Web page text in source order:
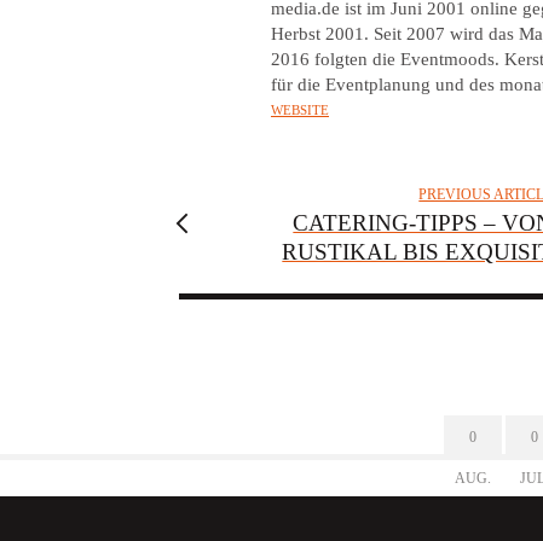
T
H
O
R
media.de ist im Juni 2001 online
Herbst 2001. Seit 2007 wird das
2016 folgten die Eventmoods.
für die Eventplanung und des
WEBSITE
PREVIOUS
CATERING-TIPPS –
RUSTIKAL BIS
0
AUG.
0